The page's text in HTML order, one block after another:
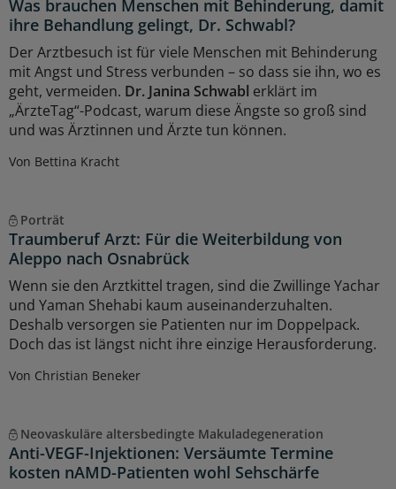
Was brauchen Menschen mit Behinderung, damit
ihre Behandlung gelingt, Dr. Schwabl?
Der Arztbesuch ist für viele Menschen mit Behinderung
mit Angst und Stress verbunden – so dass sie ihn, wo es
geht, vermeiden. Dr. Janina Schwabl erklärt im
„ÄrzteTag“-Podcast, warum diese Ängste so groß sind
und was Ärztinnen und Ärzte tun können.
Von Bettina Kracht
Porträt
Traumberuf Arzt: Für die Weiterbildung von
Aleppo nach Osnabrück
Wenn sie den Arztkittel tragen, sind die Zwillinge Yachar
und Yaman Shehabi kaum auseinanderzuhalten.
Deshalb versorgen sie Patienten nur im Doppelpack.
Doch das ist längst nicht ihre einzige Herausforderung.
Von Christian Beneker
Neovaskuläre altersbedingte Makuladegeneration
Anti-VEGF-Injektionen: Versäumte Termine
kosten nAMD-Patienten wohl Sehschärfe